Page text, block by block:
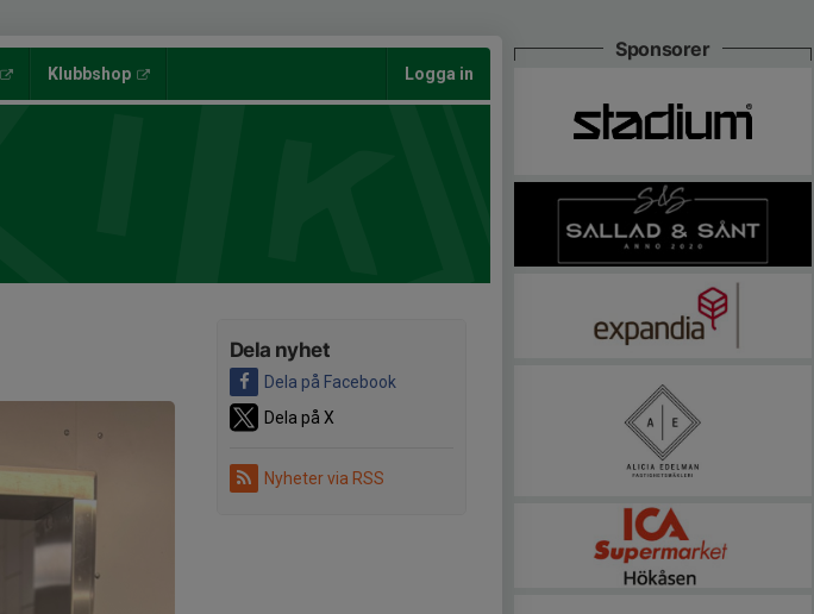
Klubbshop Logga in
Dela nyhet
Dela på Facebook
Dela på X
Nyheter via RSS
Sponsorer